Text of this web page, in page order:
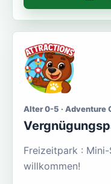
Alter 0-5 · Adventure
Freizeitpark :
willkommen!